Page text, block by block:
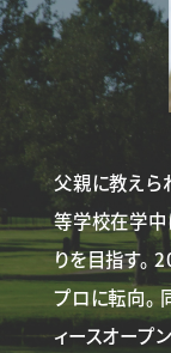
父親に教えら
等学校在学中
りを目指す。
プロに転向。
ィースオープ